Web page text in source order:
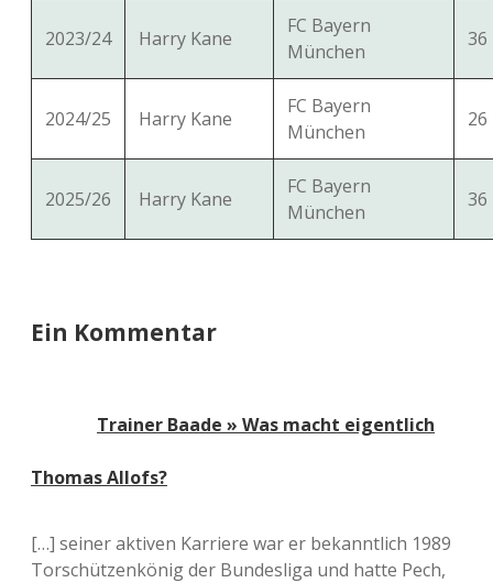
2023/24 Harry Kane
FC Bayern
München
36
2024/25 Harry Kane
FC Bayern
München
26
2025/26 Harry Kane
FC Bayern
München
36
Ein Kommentar
Trainer Baade » Was macht eigentlich
Thomas Allofs?
[…] seiner aktiven Karriere war er bekanntlich 1989
Torschützenkönig der Bundesliga und hatte Pech,